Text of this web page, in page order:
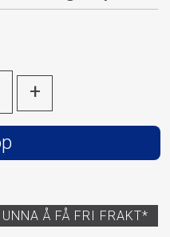
+
UNNA Å FÅ FRI FRAKT*